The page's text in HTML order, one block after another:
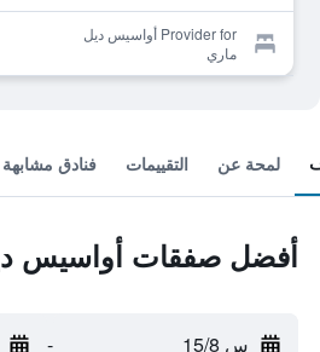
Provider for أواسيس ديل
ماري
لمحة عن التقييمات فنادق مشابهة
أفضل صفقات أواسيس
س 15/8 -